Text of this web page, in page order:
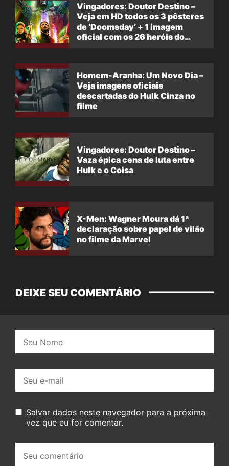
Vingadores: Doutor Destino –
Veja em HD todos os 3 pôsteres
de ‘Doomsday’ + 1 imagem
oficial com os 26 heróis do
Homem-Aranha: Um Novo Dia –
Veja imagens oficiais
descartadas do Hulk Cinza no
filme
Vingadores: Doutor Destino –
Vaza épica cena de luta entre
Hulk e o Coisa
X-Men: Wagner Moura dá 1ª
declaração sobre papel de vilão
no filme da Marvel
DEIXE SEU COMENTÁRIO
mail:
Salvar dados neste navegador para a próxima
vez que eu for comentar.
comentário: